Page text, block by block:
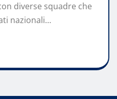
diverse squadre che
nazionali…